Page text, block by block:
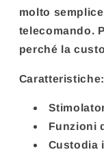
molto
telecomando.
perché la
Caratteristiche:
Funzioni
Custodia